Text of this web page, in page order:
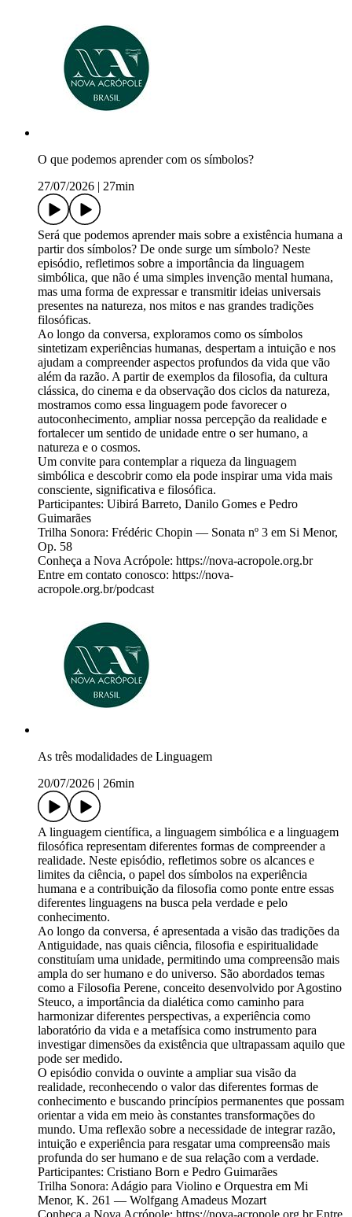
O que podemos aprender com os símbolos?
27/07/2026
27min
Será que podemos aprender mais sobre a existência humana a
partir dos símbolos? De onde surge um símbolo? Neste
episódio, refletimos sobre a importância da linguagem
simbólica, que não é uma simples invenção mental humana,
mas uma forma de expressar e transmitir ideias universais
presentes na natureza, nos mitos e nas grandes tradições
filosóficas.
Ao longo da conversa, exploramos como os símbolos
sintetizam experiências humanas, despertam a intuição e nos
ajudam a compreender aspectos profundos da vida que vão
além da razão. A partir de exemplos da filosofia, da cultura
clássica, do cinema e da observação dos ciclos da natureza,
mostramos como essa linguagem pode favorecer o
autoconhecimento, ampliar nossa percepção da realidade e
fortalecer um sentido de unidade entre o ser humano, a
natureza e o cosmos.
Um convite para contemplar a riqueza da linguagem
simbólica e descobrir como ela pode inspirar uma vida mais
consciente, significativa e filosófica.
Participantes: Uibirá Barreto, Danilo Gomes e Pedro
Guimarães
Trilha Sonora: Frédéric Chopin — Sonata nº 3 em Si Menor,
Op. 58
Conheça a Nova Acrópole: https://nova-acropole.org.br
Entre em contato conosco: https://nova-
acropole.org.br/podcast
As três modalidades de Linguagem
20/07/2026
26min
A linguagem científica, a linguagem simbólica e a linguagem
filosófica representam diferentes formas de compreender a
realidade. Neste episódio, refletimos sobre os alcances e
limites da ciência, o papel dos símbolos na experiência
humana e a contribuição da filosofia como ponte entre essas
diferentes linguagens na busca pela verdade e pelo
conhecimento.
Ao longo da conversa, é apresentada a visão das tradições da
Antiguidade, nas quais ciência, filosofia e espiritualidade
constituíam uma unidade, permitindo uma compreensão mais
ampla do ser humano e do universo. São abordados temas
como a Filosofia Perene, conceito desenvolvido por Agostino
Steuco, a importância da dialética como caminho para
harmonizar diferentes perspectivas, a experiência como
laboratório da vida e a metafísica como instrumento para
investigar dimensões da existência que ultrapassam aquilo que
pode ser medido.
O episódio convida o ouvinte a ampliar sua visão da
realidade, reconhecendo o valor das diferentes formas de
conhecimento e buscando princípios permanentes que possam
orientar a vida em meio às constantes transformações do
mundo. Uma reflexão sobre a necessidade de integrar razão,
intuição e experiência para resgatar uma compreensão mais
profunda do ser humano e de sua relação com a verdade.
Participantes: Cristiano Born e Pedro Guimarães
Trilha Sonora: Adágio para Violino e Orquestra em Mi
Menor, K. 261 — Wolfgang Amadeus Mozart